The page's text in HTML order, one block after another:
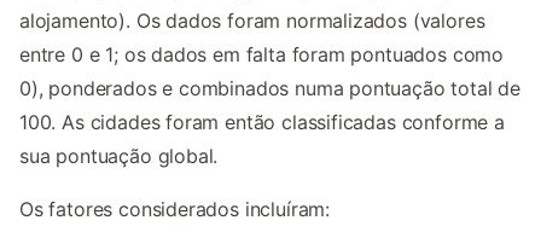
alojamento). Os dados foram normalizados (valores
entre 0 e 1; os dados em falta foram pontuados como
0), ponderados e combinados numa pontuação total de
100. As cidades foram então classificadas conforme a
sua pontuação global.
Os fatores considerados incluíram: